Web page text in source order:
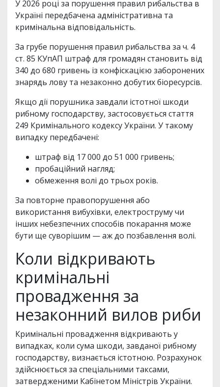
У 2026 році за порушення правил рибальства в
Україні передбачена адміністративна та
кримінальна відповідальність.
За грубе порушення правил рибальства за ч. 4
ст. 85 КУпАП штраф для громадян становить від
340 до 680 гривень із конфіскацією заборонених
знарядь лову та незаконно добутих біоресурсів.
Якщо дії порушника завдали істотної шкоди
рибному господарству, застосовується стаття
249 Кримінального кодексу України. У такому
випадку передбачені:
штраф від 17 000 до 51 000 гривень;
пробаційний нагляд;
обмеження волі до трьох років.
За повторне правопорушення або
використання вибухівки, електроструму чи
інших небезпечних способів покарання може
бути ще суворішим — аж до позбавлення волі.
Коли відкривають
кримінальні
провадження за
незаконний вилов риби
Кримінальні провадження відкривають у
випадках, коли сума шкоди, завданої рибному
господарству, визнається істотною. Розрахунок
здійснюється за спеціальними таксами,
затвердженими Кабінетом Міністрів України.